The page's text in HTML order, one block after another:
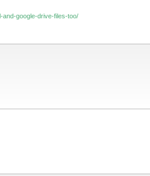
and-google-drive-files-too/